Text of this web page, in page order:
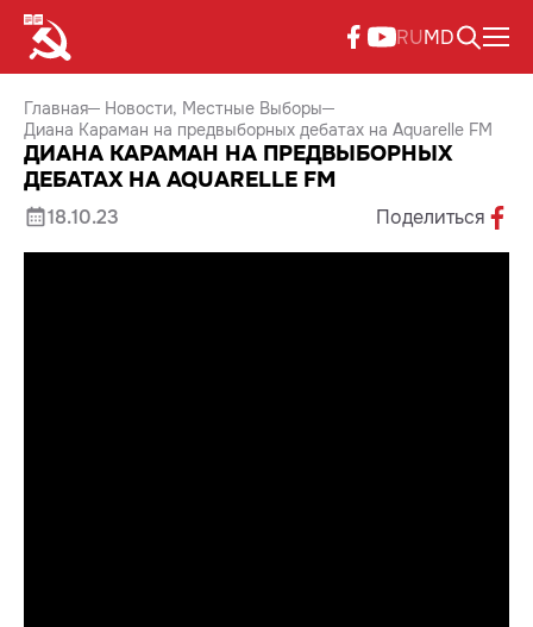
RUMD
Главная Новости Местные Выборы
Диана Караман на предвыборных дебатах на Aquarelle FM
ДИАНА КАРАМАН НА ПРЕДВЫБОРНЫХ
ДЕБАТАХ НА AQUARELLE FM
18.10.23 Поделиться